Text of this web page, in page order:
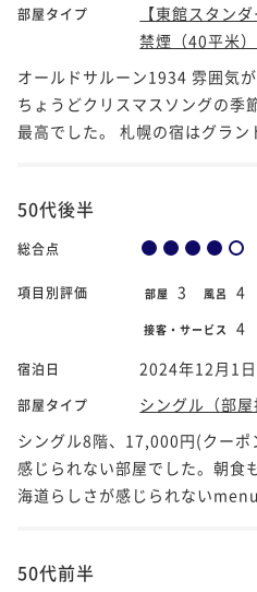
部屋タイプ
【東館スタン
禁煙（40平米）
オールドサルーン1934 雰囲気
ちょうどクリスマスソングの季
最高でした。 札幌の宿はグラン
50代後半
総合点
項目別評価 部屋 3 風呂 4
接客・サービス 4
宿泊日 2024年12月1日
部屋タイプ
シングル（部
シングル8階、17,000円(クー
感じられない部屋でした。朝食
海道らしさが感じられないmenu
50代前半